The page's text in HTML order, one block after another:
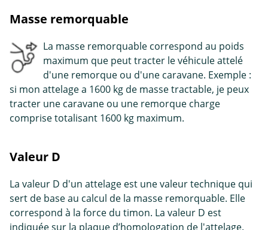
Masse remorquable
La masse remorquable correspond au poids
maximum que peut tracter le véhicule attelé
d'une remorque ou d'une caravane. Exemple :
si mon attelage a 1600 kg de masse tractable, je peux
tracter une caravane ou une remorque charge
comprise totalisant 1600 kg maximum.
Valeur D
La valeur D d'un attelage est une valeur technique qui
sert de base au calcul de la masse remorquable. Elle
correspond à la force du timon. La valeur D est
indiquée sur la plaque d’homologation de l'attelage.